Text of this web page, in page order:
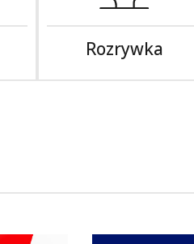
Rozrywka